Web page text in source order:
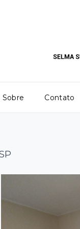
Sobre Contato